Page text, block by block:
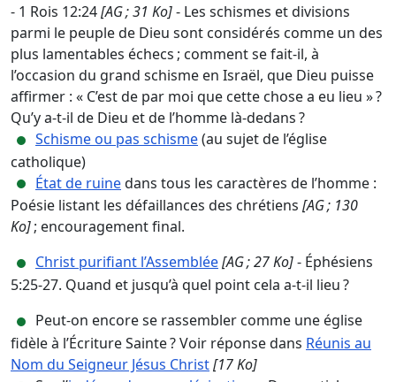
- 1 Rois 12:24[AG ; 31 Ko]- Les schismes et divisions
parmi le peuple de Dieu sont considérés comme un des
plus lamentables échecs ; comment se fait-il, à
l’occasion du grand schisme en Israël, que Dieu puisse
affirmer : « C’est de par moi que cette chose a eu lieu » ?
Qu’y a-t-il de Dieu et de l’homme là-dedans ?
Schisme ou pas schisme(au sujet de l’église
catholique)
État de ruinedans tous les caractères de l’homme :
Poésie listant les défaillances des chrétiens [AG ; 130
Ko]; encouragement final.
Christ purifiant l’Assemblée[AG ; 27 Ko]- Éphésiens
5:25-27. Quand et jusqu’à quel point cela a-t-il lieu ?
Peut-on encore se rassembler comme une église
fidèle à l’Écriture Sainte ? Voir réponse dans Réunis au
Nom du Seigneur Jésus Christ[17 Ko]